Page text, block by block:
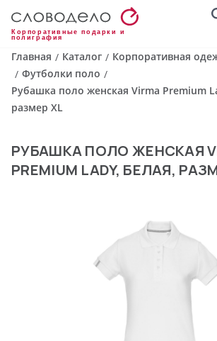
Корпоративные подарки и
полиграфия
Главная / Каталог / Корпоративная
/ Футболки поло /
Рубашка поло женская Virma Premium
размер XL
РУБАШКА ПОЛО ЖЕНСКАЯ
PREMIUM LADY, БЕЛАЯ,